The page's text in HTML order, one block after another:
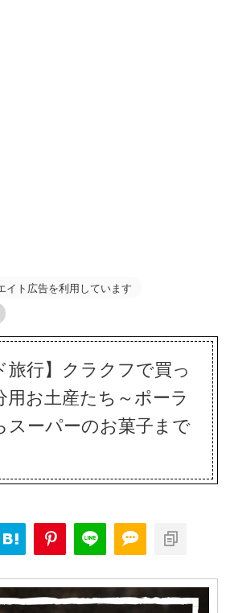
イト広告を利用しています
旅行】クラクフで買っ
用お土産たち～ポーラ
スーパーのお菓子まで